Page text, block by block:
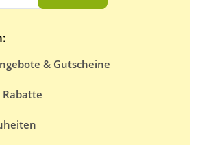
& Gutscheine